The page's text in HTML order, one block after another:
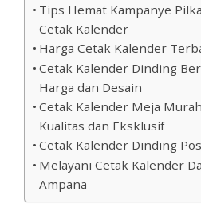
Tips Hemat Kampanye
Cetak Kalender
Harga Cetak Kalender
Cetak Kalender Dinding
Harga dan Desain
Cetak Kalender Meja
Kualitas dan Eksklusif
Cetak Kalender Dinding
Melayani Cetak Kalender
Ampana